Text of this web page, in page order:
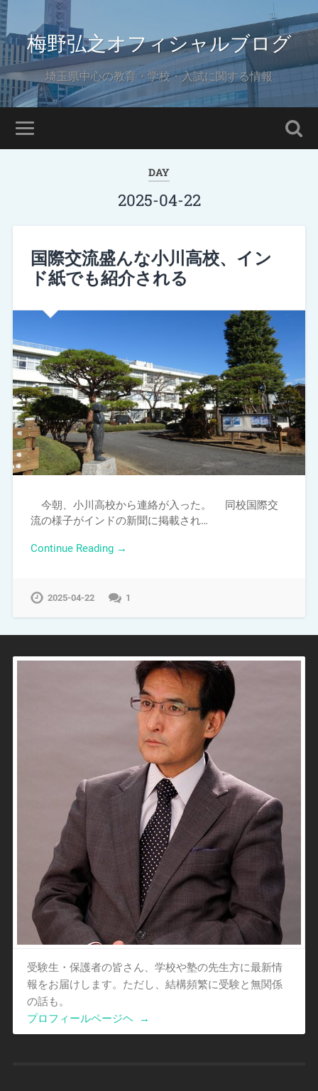
梅野弘之オフィシャルブログ
埼玉県中心の教育・学校・入試に関する情報
DAY
2025-04-22
国際交流盛んな小川高校、イン
ド紙でも紹介される
今朝、小川高校から連絡が入った。 同校国際交
流の様子がインドの新聞に掲載され…
Continue Reading →
2025-04-22 1
受験生・保護者の皆さん、学校や塾の先生方に最新情
報をお届けします。ただし、結構頻繁に受験と無関係
の話も。
プロフィールページヘ
→